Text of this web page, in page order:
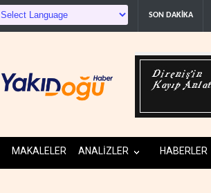
SON DAKİKA
MAKALELER ANALİZLER HABERLER